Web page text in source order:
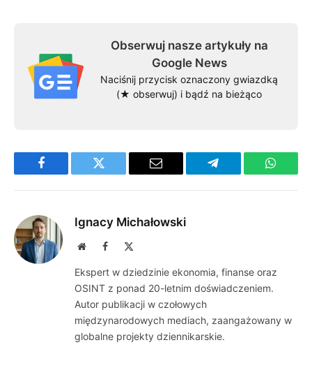
Obserwuj nasze artykuły na
Google News
Naciśnij przycisk oznaczony gwiazdką
(★ obserwuj) i bądź na bieżąco
Facebook Twitter Email Telegram
Ignacy Michałowski
WebsiteFacebook
Ekspert w dziedzinie ekonomia, finanse oraz
OSINT z ponad 20-letnim doświadczeniem.
Autor publikacji w czołowych
międzynarodowych mediach, zaangażowany w
globalne projekty dziennikarskie.